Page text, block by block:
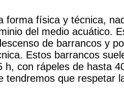
forma física y técnica,
del medio acuático.
de barrancos y
Estos barrancos
h, con rápeles de hasta
tendremos que respetar